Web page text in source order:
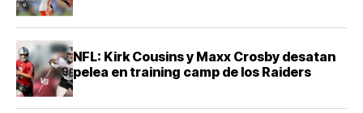
NFL: Kirk Cousins y Maxx Crosby desatan
pelea en training camp de los Raiders